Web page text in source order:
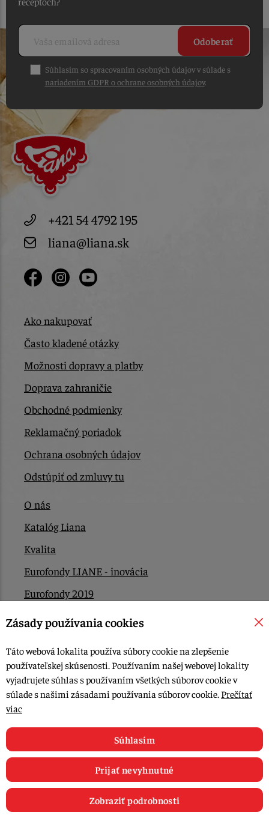
Odoberať
Súhlasím so spracovaním osobných údajov v súlade s
nariadením GDPR o ochrane osobných údajov.
+421 54 4792 195
liana@liana.sk
Ako nakupovať
Často kladené otázky
Možnosti dopravy a platby
Doprava zahraničie
Obchodné podmienky
Reklamačný poriadok
Ochrana osobných údajov
Odstúpiť od zmluvy tu
O nás
Katalóg Liana
Kvalita
Eurofondy LIANE - inovácia
Eurofondy 2019
Eurofondy 2022/2023
Kontakt
© 2015-2026, LIANA GOLIAŠ s.r.o. všetky práva vyhradené.
Upraviť nastavenia Cookies
Zásady používania cookies
Táto webová lokalita používa súbory cookie na zlepšenie
používateľskej skúsenosti. Používaním našej webovej lokality
vyjadrujete súhlas s používaním všetkých súborov cookie v
súlade s našimi zásadami používania súborov cookie. Prečítať
viac
Súhlasím
Prijať nevyhnutné
Zobraziť podrobnosti